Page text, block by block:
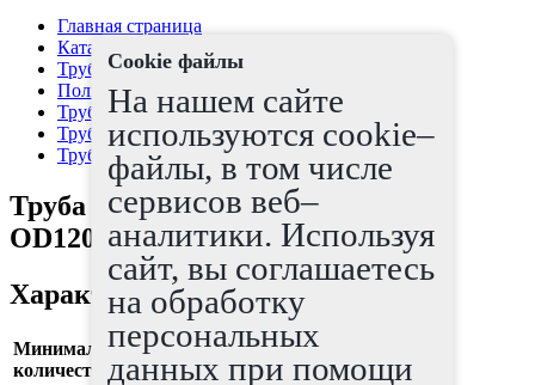
Главная страница
Каталог
Трубы полимерные
Полимерные трубы
Трубы для канализации
Трубы ГИДРО (HYDRO)
Труба ГИДРО (HYDRO) PP, OD1200мм, SN16
Труба ГИДРО (HYDRO) PP,
OD1200мм, SN16
Характеристики
Минимальное
количество
Cookie файлы
На нашем сайте
используются cookie–
файлы, в том числе
сервисов веб–
аналитики. Используя
сайт, вы соглашаетесь
на обработку
персональных
данных при помощи